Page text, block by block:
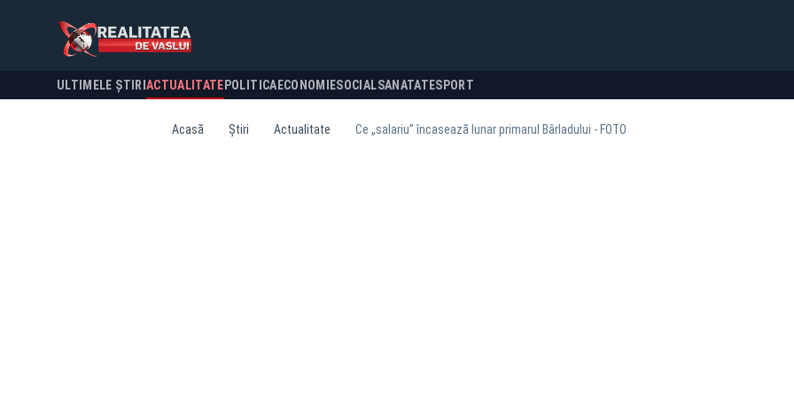
ULTIMELE ȘTIRI ACTUALITATE POLITICA ECONOMIESOCIALSANATATESPORT
Acasă Știri Actualitate Ce „salariu” încasează lunar primarul Bârladului - FOTO